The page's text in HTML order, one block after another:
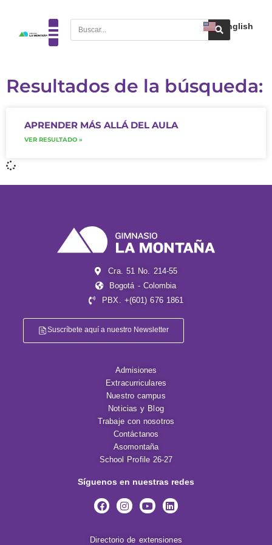
English
Resultados de la búsqueda:
APRENDER MÁS ALLÁ DEL AULA
VER RESULTADO »
Cra. 51 No. 214-55
Bogotá - Colombia
PBX. +(601) 676 1861
Suscríbete aquí a nuestro Newsletter
Admisiones
Extracurriculares
Nuestro campus
Noticias y Blog
Trabaje con nosotros
Contáctanos
Asomontaña
School Profile 26-27
Síguenos en nuestras redes
Directorio de extensiones